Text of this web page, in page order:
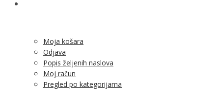
Moja košara
Odjava
Popis željenih naslova
Moj račun
Pregled po kategorijama